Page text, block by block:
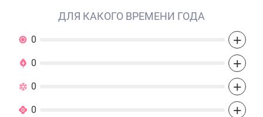
ДЛЯ КАКОГО ВРЕМЕНИ ГОДА
0 +
0 +
0 +
0 +